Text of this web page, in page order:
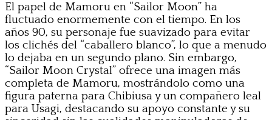
El papel de Mamoru en “Sailor Moon” ha
fluctuado enormemente con el tiempo. En los
años 90, su personaje fue suavizado para evitar
los clichés del “caballero blanco”, lo que a menudo
lo dejaba en un segundo plano. Sin embargo,
“Sailor Moon Crystal” ofrece una imagen más
completa de Mamoru, mostrándolo como una
figura paterna para Chibiusa y un compañero leal
para Usagi, destacando su apoyo constante y su